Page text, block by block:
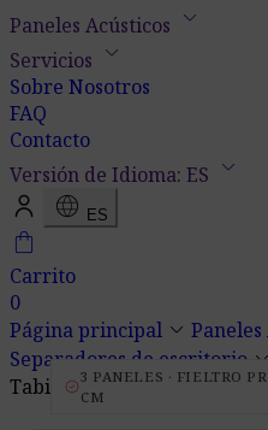
Paneles Acústicos keyboard_arrow_down
Servicios keyboard_arrow_down
Sobre Nosotros
FAQ
Contacto
Versión de Idioma: ES keyboard_arrow_down
language ES
shopping_bag
Carrito
0
Página principal keyboard_arrow_down Paneles
Separadores de escritorio keyboard_arrow_down
verified
3 PANELES · FIELTRO
CM